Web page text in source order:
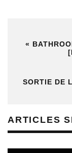
«
SORTIE DE
ARTICLES